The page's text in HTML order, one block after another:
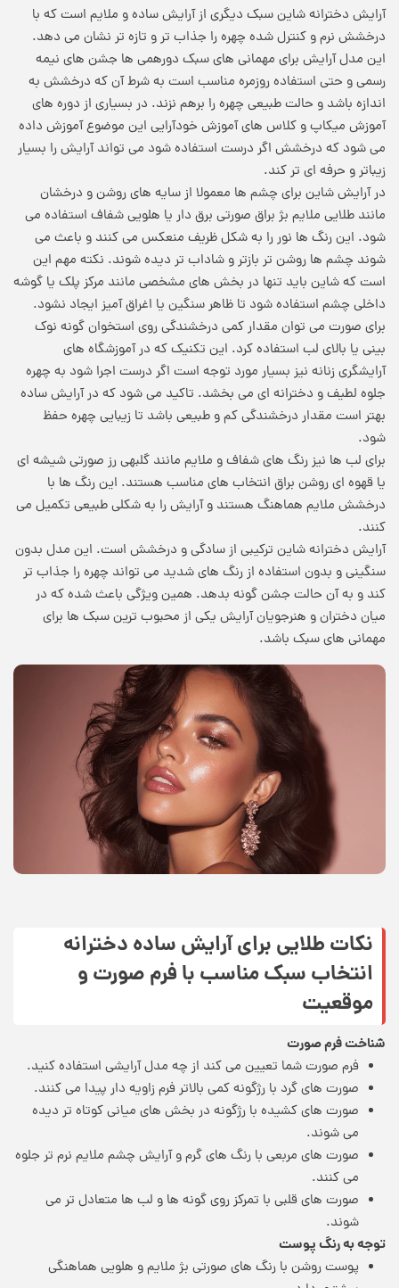
آرایش دخترانه شاین سبک دیگری از آرایش ساده و ملایم است که با
درخشش نرم و کنترل شده چهره را جذاب تر و تازه تر نشان می دهد.
این مدل آرایش برای مهمانی های سبک دورهمی ها جشن های نیمه
رسمی و حتی استفاده روزمره مناسب است به شرط آن که درخشش به
اندازه باشد و حالت طبیعی چهره را برهم نزند. در بسیاری از دوره های
آموزش میکاپ و کلاس های آموزش خودآرایی این موضوع آموزش داده
می شود که درخشش اگر درست استفاده شود می تواند آرایش را بسیار
زیباتر و حرفه ای تر کند.
در آرایش شاین برای چشم ها معمولا از سایه های روشن و درخشان
مانند طلایی ملایم بژ براق صورتی برق دار یا هلویی شفاف استفاده می
شود. این رنگ ها نور را به شکل ظریف منعکس می کنند و باعث می
شوند چشم ها روشن تر بازتر و شاداب تر دیده شوند. نکته مهم این
است که شاین باید تنها در بخش های مشخصی مانند مرکز پلک یا گوشه
داخلی چشم استفاده شود تا ظاهر سنگین یا اغراق آمیز ایجاد نشود.
برای صورت می توان مقدار کمی درخشندگی روی استخوان گونه نوک
بینی یا بالای لب استفاده کرد. این تکنیک که در آموزشگاه های
آرایشگری زنانه نیز بسیار مورد توجه است اگر درست اجرا شود به چهره
جلوه لطیف و دخترانه ای می بخشد. تاکید می شود که در آرایش ساده
بهتر است مقدار درخشندگی کم و طبیعی باشد تا زیبایی چهره حفظ
شود.
برای لب ها نیز رنگ های شفاف و ملایم مانند گلبهی رز صورتی شیشه ای
یا قهوه ای روشن براق انتخاب های مناسب هستند. این رنگ ها با
درخشش ملایم هماهنگ هستند و آرایش را به شکلی طبیعی تکمیل می
کنند.
آرایش دخترانه شاین ترکیبی از سادگی و درخشش است. این مدل بدون
سنگینی و بدون استفاده از رنگ های شدید می تواند چهره را جذاب تر
کند و به آن حالت جشن گونه بدهد. همین ویژگی باعث شده که در
میان دختران و هنرجویان آرایش یکی از محبوب ترین سبک ها برای
مهمانی های سبک باشد.
نکات طلایی برای آرایش ساده دخترانه
انتخاب سبک مناسب با فرم صورت و
موقعیت
شناخت فرم صورت
فرم صورت شما تعیین می کند از چه مدل آرایشی استفاده کنید.
صورت های گرد با رژگونه کمی بالاتر فرم زاویه دار پیدا می کنند.
صورت های کشیده با رژگونه در بخش های میانی کوتاه تر دیده
می شوند.
صورت های مربعی با رنگ های گرم و آرایش چشم ملایم نرم تر جلوه
می کنند.
صورت های قلبی با تمرکز روی گونه ها و لب ها متعادل تر می
شوند.
توجه به رنگ پوست
پوست روشن با رنگ های صورتی بژ ملایم و هلویی هماهنگی